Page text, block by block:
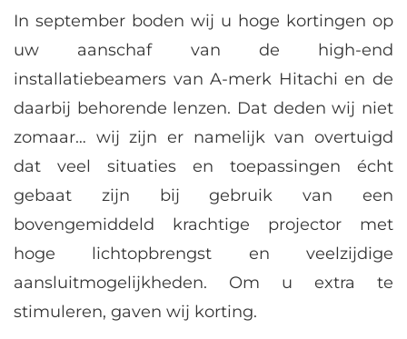
In september boden wij u hoge kortingen op
uw aanschaf van de high-end
installatiebeamers van A-merk Hitachi en de
daarbij behorende lenzen. Dat deden wij niet
zomaar… wij zijn er namelijk van overtuigd
dat veel situaties en toepassingen écht
gebaat zijn bij gebruik van een
bovengemiddeld krachtige projector met
hoge lichtopbrengst en veelzijdige
aansluitmogelijkheden. Om u extra te
stimuleren, gaven wij korting.